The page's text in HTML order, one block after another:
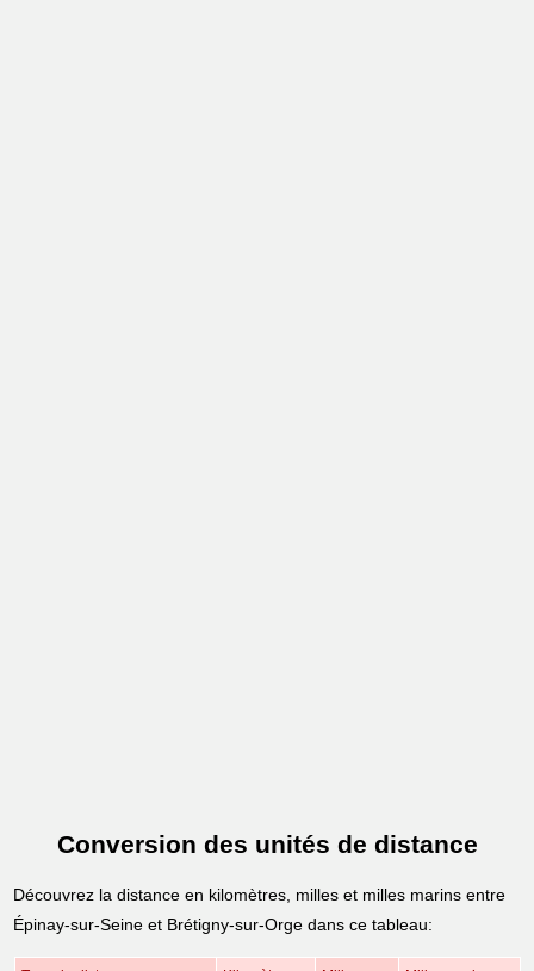
Conversion des unités de distance
Découvrez la distance en kilomètres, milles et milles marins entre
Épinay-sur-Seine et Brétigny-sur-Orge dans ce tableau: